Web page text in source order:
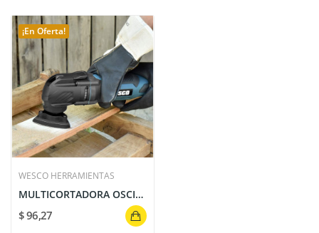
¡En Oferta!
WESCO HERRAMIENTAS
MULTICORTADORA OSCILANTE 300W WS5123K WESCO
$ 96,27